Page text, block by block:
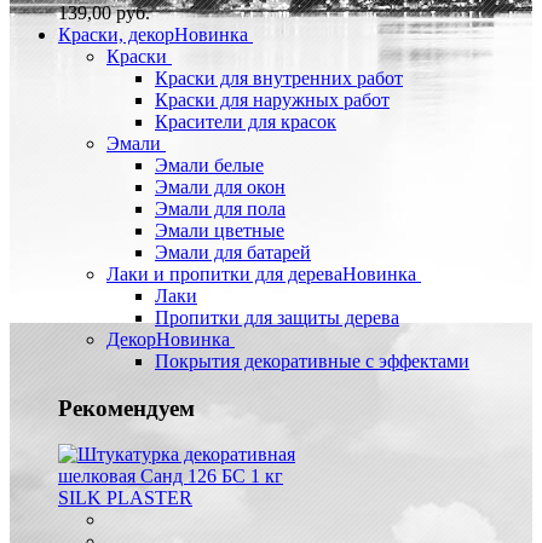
139,00 руб.
Краски, декорНовинка
Краски
Краски для внутренних работ
Краски для наружных работ
Красители для красок
Эмали
Эмали белые
Эмали для окон
Эмали для пола
Эмали цветные
Эмали для батарей
Лаки и пропитки для дереваНовинка
Лаки
Пропитки для защиты дерева
ДекорНовинка
Покрытия декоративные с эффектами
Рекомендуем